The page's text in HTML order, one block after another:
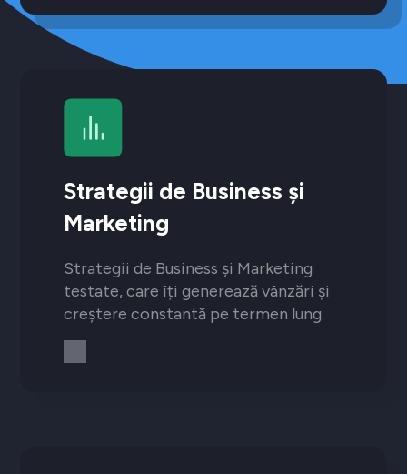
Strategii de Business și
Marketing
Strategii de Business și Marketing
testate, care îți generează vânzări și
creștere constantă pe termen lung.